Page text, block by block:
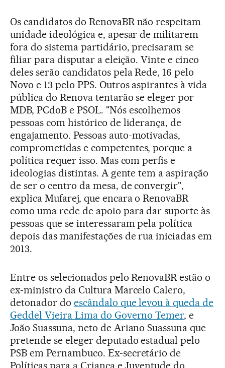
Os candidatos do RenovaBR não respeitam
unidade ideológica e, apesar de militarem
fora do sistema partidário, precisaram se
filiar para disputar a eleição. Vinte e cinco
deles serão candidatos pela Rede, 16 pelo
Novo e 13 pelo PPS. Outros aspirantes à vida
pública do Renova tentarão se eleger por
MDB, PCdoB e PSOL. "Nós escolhemos
pessoas com histórico de liderança, de
engajamento. Pessoas auto-motivadas,
comprometidas e competentes, porque a
política requer isso. Mas com perfis e
ideologias distintas. A gente tem a aspiração
de ser o centro da mesa, de convergir",
explica Mufarej, que encara o RenovaBR
como uma rede de apoio para dar suporte às
pessoas que se interessaram pela política
depois das manifestações de rua iniciadas em
2013.
Entre os selecionados pelo RenovaBR estão o
ex-ministro da Cultura Marcelo Calero,
detonador do escândalo que levou à queda de
Geddel Vieira Lima do Governo Temer, e
João Suassuna, neto de Ariano Suassuna que
pretende se eleger deputado estadual pelo
PSB em Pernambuco. Ex-secretário de